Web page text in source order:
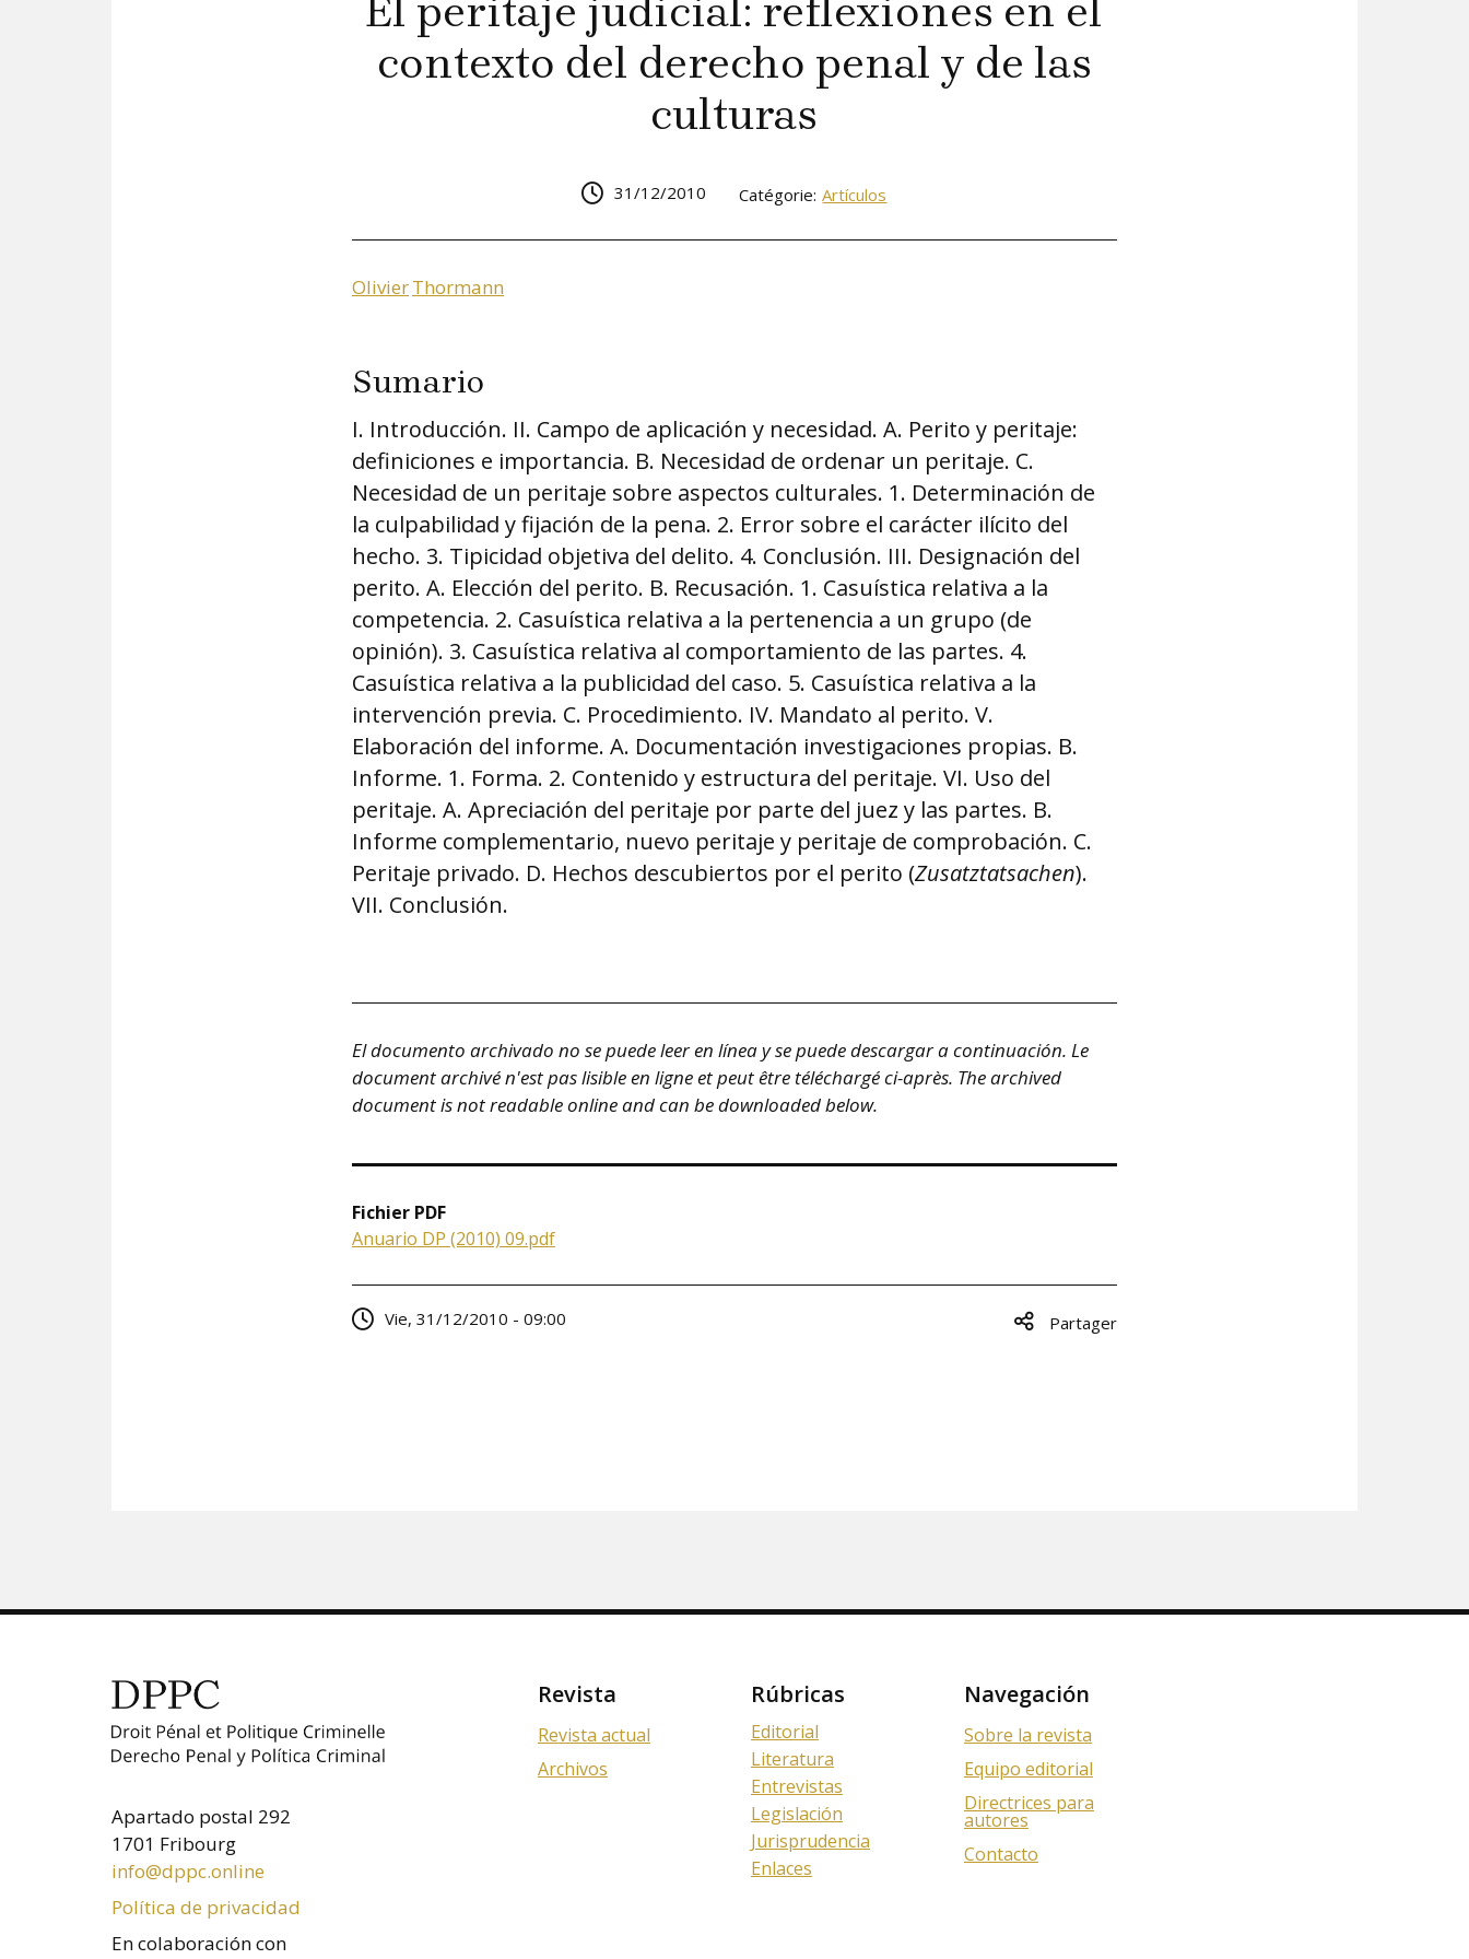
El peritaje judicial: reflexiones en el
contexto del derecho penal y de las
culturas
31/12/2010 Catégorie: Artículos
OlivierThormann
Sumario
I. Introducción. II. Campo de aplicación y necesidad. A. Perito y peritaje:
definiciones e importancia. B. Necesidad de ordenar un peritaje. C.
Necesidad de un peritaje sobre aspectos culturales. 1. Determinación de
la culpabilidad y fijación de la pena. 2. Error sobre el carácter ilícito del
hecho. 3. Tipicidad objetiva del delito. 4. Conclusión. III. Designación del
perito. A. Elección del perito. B. Recusación. 1. Casuística relativa a la
competencia. 2. Casuística relativa a la pertenencia a un grupo (de
opinión). 3. Casuística relativa al comportamiento de las partes. 4.
Casuística relativa a la publicidad del caso. 5. Casuística relativa a la
intervención previa. C. Procedimiento. IV. Mandato al perito. V.
Elaboración del informe. A. Documentación investigaciones propias. B.
Informe. 1. Forma. 2. Contenido y estructura del peritaje. VI. Uso del
peritaje. A. Apreciación del peritaje por parte del juez y las partes. B.
Informe complementario, nuevo peritaje y peritaje de comprobación. C.
Peritaje privado. D. Hechos descubiertos por el perito (Zusatztatsachen).
VII. Conclusión.
El documento archivado no se puede leer en línea y se puede descargar a continuación. Le
document archivé n'est pas lisible en ligne et peut être téléchargé ci-après. The archived
document is not readable online and can be downloaded below.
Fichier PDF
Anuario DP (2010) 09.pdf
Vie, 31/12/2010 - 09:00 Partager
Apartado postal 292
1701 Fribourg
info@dppc.online
Política de privacidad
En colaboración con
Revista
Revista actual
Archivos
Rúbricas
Editorial
Literatura
Entrevistas
Legislación
Jurisprudencia
Enlaces
Navegación
Sobre la revista
Equipo editorial
Directrices para
autores
Contacto